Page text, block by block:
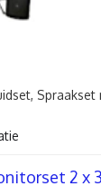
Spraakset
2 x